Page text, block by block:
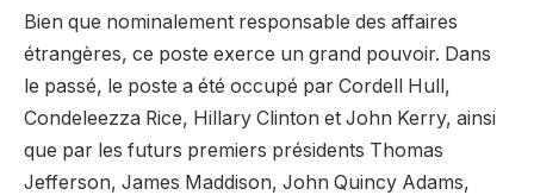
Bien que nominalement responsable des affaires
étrangères, ce poste exerce un grand pouvoir. Dans
le passé, le poste a été occupé par Cordell Hull,
Condeleezza Rice, Hillary Clinton et John Kerry, ainsi
que par les futurs premiers présidents Thomas
Jefferson, James Maddison, John Quincy Adams,